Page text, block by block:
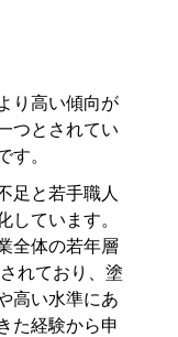
り高い傾向が
つとされてい
す。
足と若手職人
しています。
全体の若年層
れており、塗
高い水準にあ
た経験から申